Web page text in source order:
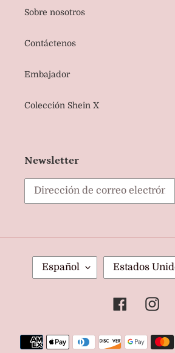
Sobre nosotros
Contáctenos
Embajador
Colección Shein X
Newsletter
D
A
Español
A
R
Estados
Facebook
Métodos
de